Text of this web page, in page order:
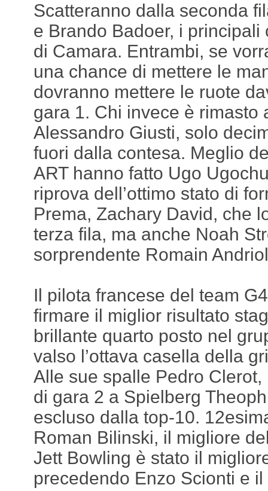
Scatteranno dalla seconda
e Brando Badoer, i
di Camara. Entrambi, se
una chance di mettere le
dovranno mettere le ruote
gara 1. Chi invece è rimasto
Alessandro Giusti, solo
fuori dalla contesa. Meglio
ART hanno fatto Ugo
riprova dell’ottimo stato di
Prema, Zachary David, che
terza fila, ma anche Noah
sorprendente Romain
Il pilota francese del team
firmare il miglior risultato
brillante quarto posto nel
valso l’ottava casella della
Alle sue spalle Pedro
di gara 2 a Spielberg
escluso dalla top-10.
Roman Bilinski, il migliore
Jett Bowling è stato il
precedendo Enzo Scionti e